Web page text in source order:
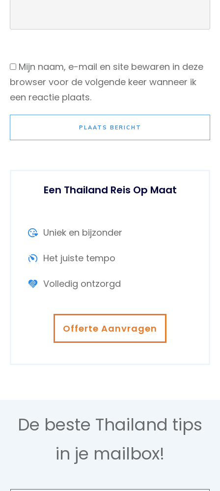
Mijn naam, e-mail en site bewaren in deze
browser voor de volgende keer wanneer ik
een reactie plaats.
PLAATS BERICHT
Een Thailand Reis Op Maat
Uniek en bijzonder
Het juiste tempo
Volledig ontzorgd
Offerte Aanvragen
De beste Thailand tips
in je mailbox!